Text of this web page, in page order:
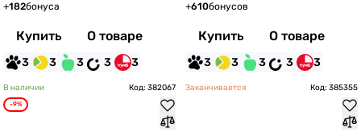
+182бонуса
Купить О товаре
3 3 3 3 3
+610бонусов
Купить О товаре
3 3 3 3 3
В наличии Код: 382067
-9%
Заканчивается Код: 385355